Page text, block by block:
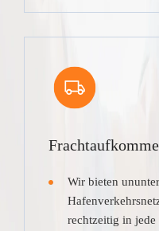
Wir bieten
rechtzeitig in